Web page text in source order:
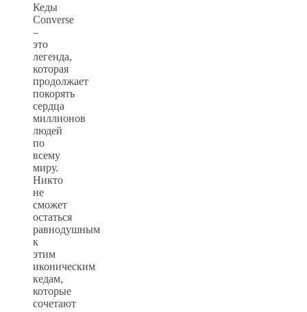
Кеды
Converse
–
это
легенда,
которая
продолжает
покорять
сердца
миллионов
людей
по
всему
миру.
Никто
не
сможет
остаться
равнодушным
к
этим
иконическим
кедам,
которые
сочетают